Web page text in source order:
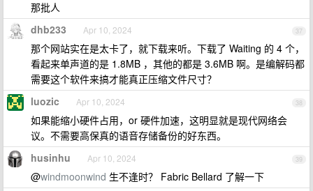
那批人
37
dhb233 Apr 10, 2024
那个网站实在是太卡了，就下载来听。下载了 Waiting 的 4 个，
看起来单声道的是 1.8MB ，其他的都是 3.6MB 啊。是编解码都
需要这个软件来搞才能真正压缩文件尺寸？
38
luozic Apr 10, 2024
如果能缩小硬件占用，or 硬件加速，这明显就是现代网络会
议。不需要高保真的语音存储备份的好东西。
39
husinhu Apr 10, 2024
@windmoonwind 生不逢时？ Fabric Bellard 了解一下